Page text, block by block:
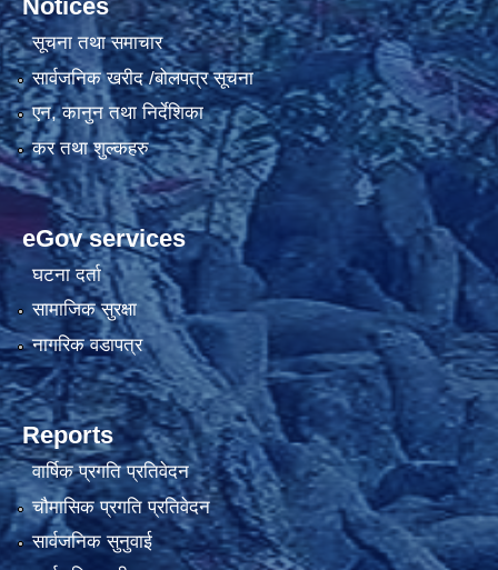
Notices
सूचना तथा समाचार
सार्वजनिक खरीद /बोलपत्र सूचना
एन, कानुन तथा निर्देशिका
कर तथा शुल्कहरु
eGov services
घटना दर्ता
सामाजिक सुरक्षा
नागरिक वडापत्र
Reports
वार्षिक प्रगति प्रतिवेदन
चौमासिक प्रगति प्रतिवेदन
सार्वजनिक सुनुवाई